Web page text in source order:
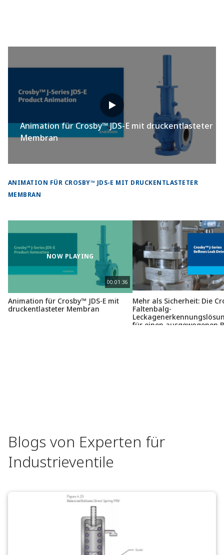
Animation für Crosby™ JDS-E mit druckentlasteter
Membran
ANIMATION FÜR CROSBY™ JDS-E MIT DRUCKENTLASTETER
MEMBRAN
NOW PLAYING
00:01:36
Animation für Crosby™ JDS-E mit
druckentlasteter Membran
Mehr als Sicherheit: Die
Faltenbalg-
für einen ausgewogenen
Blogs von Experten für
Industrieventile